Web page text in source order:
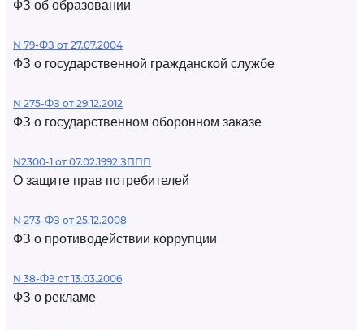
ФЗ об образовании
N 79-ФЗ от 27.07.2004
ФЗ о государственной гражданской службе
N 275-ФЗ от 29.12.2012
ФЗ о государственном оборонном заказе
N2300-1 от 07.02.1992 ЗППП
О защите прав потребителей
N 273-ФЗ от 25.12.2008
ФЗ о противодействии коррупции
N 38-ФЗ от 13.03.2006
ФЗ о рекламе